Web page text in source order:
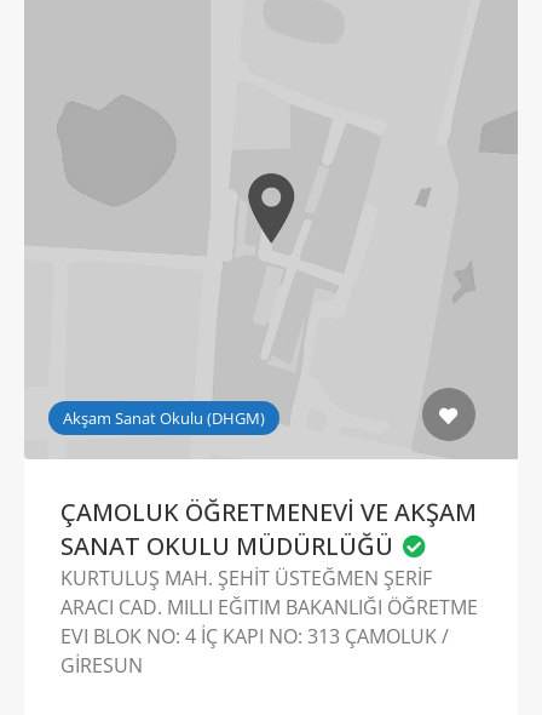
Akşam Sanat Okulu (DHGM)
ÇAMOLUK ÖĞRETMENEVİ VE AKŞAM
SANAT OKULU MÜDÜRLÜĞÜ
KURTULUŞ MAH. ŞEHİT ÜSTEĞMEN ŞERİF
ARACI CAD. MILLI EĞITIM BAKANLIĞI ÖĞRETME
EVI BLOK NO: 4 İÇ KAPI NO: 313 ÇAMOLUK /
GİRESUN